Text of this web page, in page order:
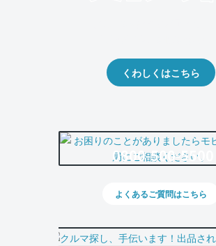
くわしくはこちら
0800-500-5500
よくあるご質問はこちら